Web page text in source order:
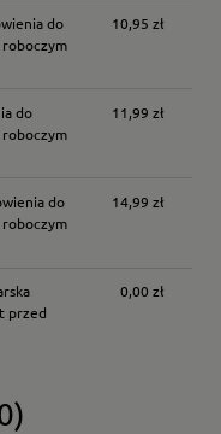
do
roboczym
10,95 zł
do
roboczym
11,99 zł
do
roboczym
14,99 zł
przed
0,00 zł